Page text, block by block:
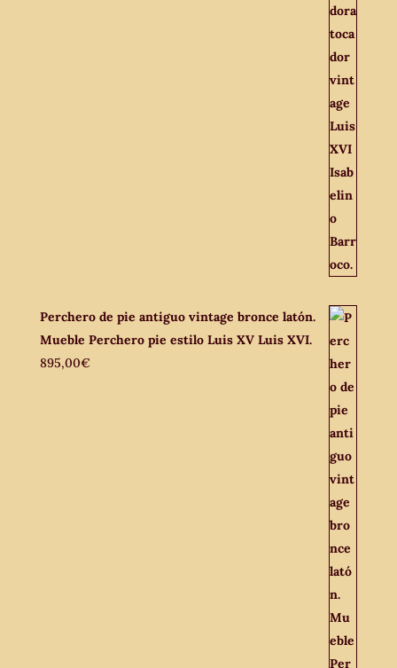
Perchero de pie antiguo vintage bronce latón.
Mueble Perchero pie estilo Luis XV Luis XVI.
895,00€